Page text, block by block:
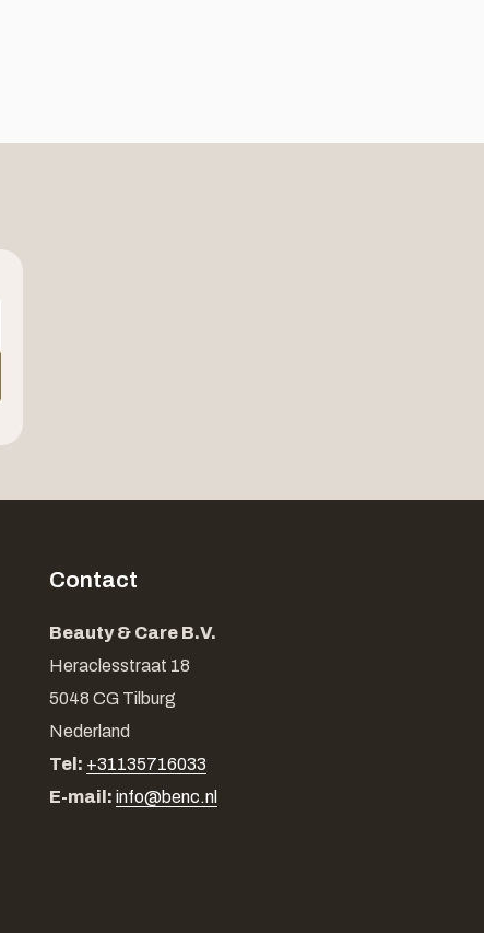
Contact
Beauty & Care B.V.
Heraclesstraat 18
5048 CG Tilburg
Nederland
Tel: +31135716033
E-mail: info@benc.nl